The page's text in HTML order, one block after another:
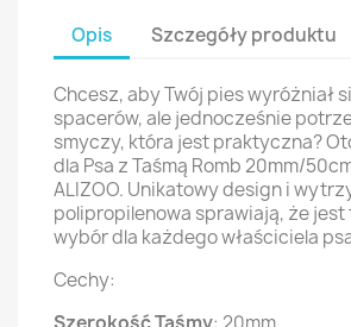
Opis Szczegóły produktu
Chcesz, aby Twój pies wyróżniał
spacerów, ale jednocześnie
smyczy, która jest praktyczna?
dla Psa z Taśmą Romb 20mm/
ALIZOO. Unikatowy design i
polipropilenowa sprawiają, że jest
wybór dla każdego właściciela
Cechy: